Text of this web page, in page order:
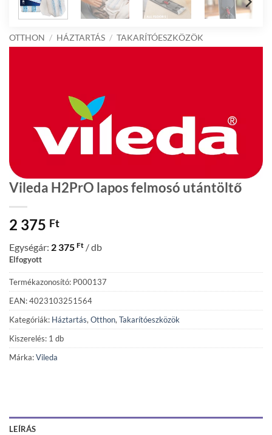
OTTHON / HÁZTARTÁS / TAKARÍTÓESZKÖZÖK
Vileda H2PrO lapos felmosó utántöltő
2 375 Ft
Egységár: 2 375 Ft / db
Elfogyott
Termékazonosító: P000137
EAN: 4023103251564
Kategóriák: Háztartás,Otthon,Takarítóeszközök
Kiszerelés: 1 db
Márka:Vileda
LEÍRÁS